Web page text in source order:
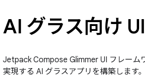
AI グラス向け UI
Jetpack Compose Glimmer UI フレーム
実現する AI グラスアプリを構築します